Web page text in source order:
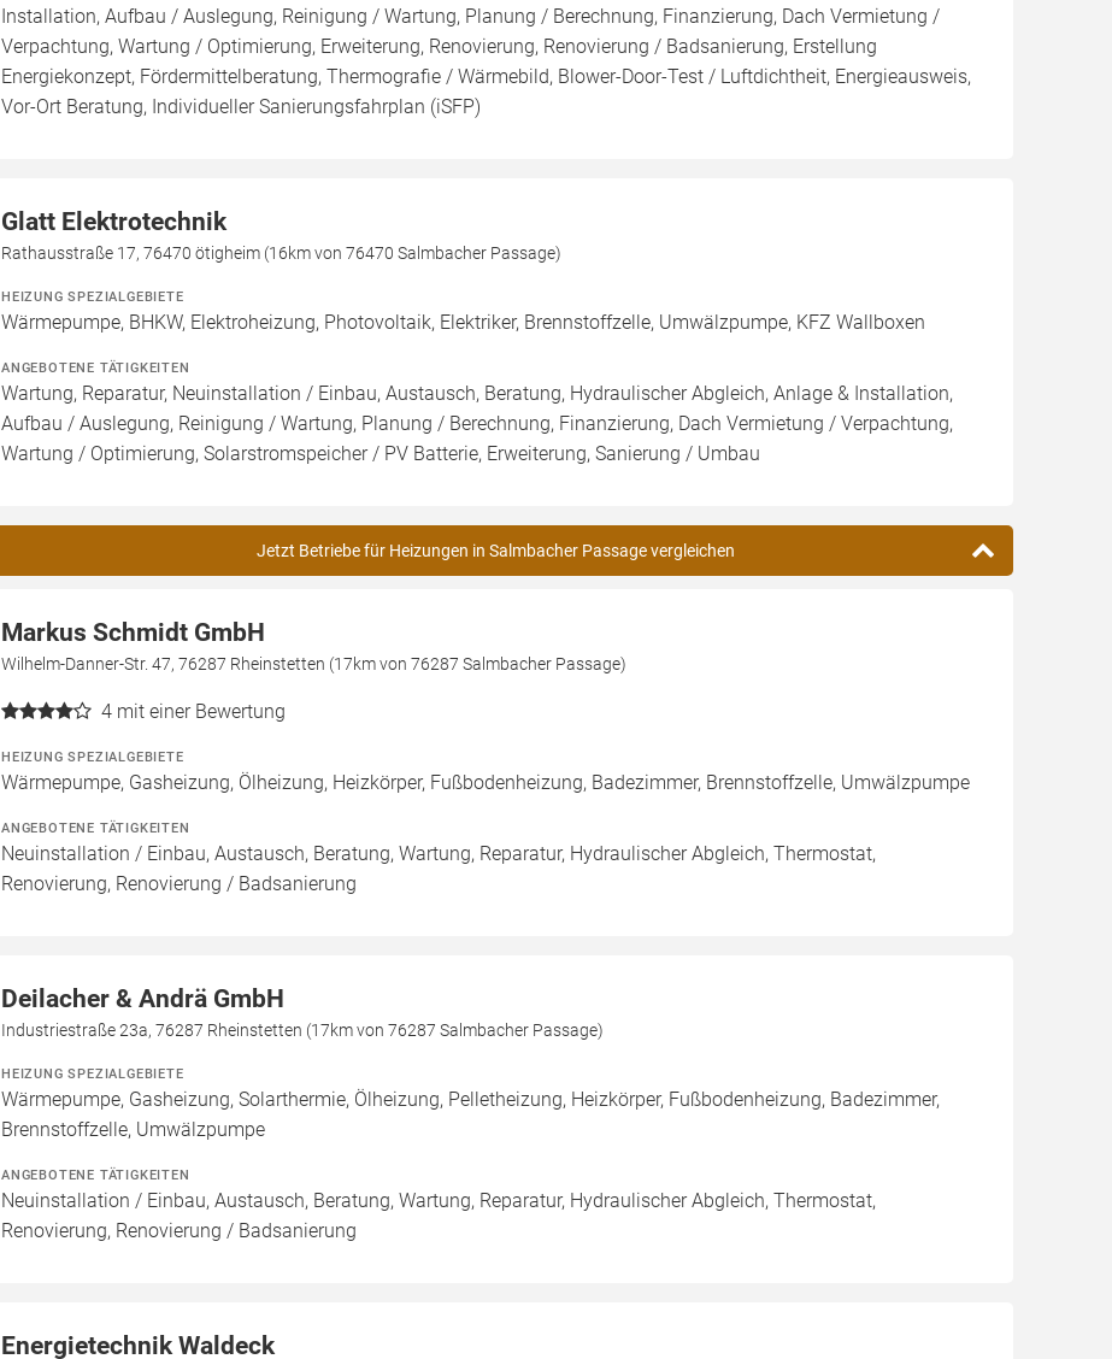
Installation, Aufbau / Auslegung, Reinigung / Wartung, Planung / Berechnung, Finanzierung, Dach Vermietung /
Verpachtung, Wartung / Optimierung, Erweiterung, Renovierung, Renovierung / Badsanierung, Erstellung
Energiekonzept, Fördermittelberatung, Thermografie / Wärmebild, Blower-Door-Test / Luftdichtheit, Energieausweis,
Vor-Ort Beratung, Individueller Sanierungsfahrplan (iSFP)
Glatt Elektrotechnik
Rathausstraße 17, 76470 ötigheim (16km von 76470 Salmbacher Passage)
HEIZUNG SPEZIALGEBIETE
Wärmepumpe, BHKW, Elektroheizung, Photovoltaik, Elektriker, Brennstoffzelle, Umwälzpumpe, KFZ Wallboxen
ANGEBOTENE TÄTIGKEITEN
Wartung, Reparatur, Neuinstallation / Einbau, Austausch, Beratung, Hydraulischer Abgleich, Anlage & Installation,
Aufbau / Auslegung, Reinigung / Wartung, Planung / Berechnung, Finanzierung, Dach Vermietung / Verpachtung,
Wartung / Optimierung, Solarstromspeicher / PV Batterie, Erweiterung, Sanierung / Umbau
Jetzt Betriebe für Heizungen in Salmbacher Passage vergleichen
Markus Schmidt GmbH
Wilhelm-Danner-Str. 47, 76287 Rheinstetten (17km von 76287 Salmbacher Passage)
4 mit einer Bewertung
HEIZUNG SPEZIALGEBIETE
Wärmepumpe, Gasheizung, Ölheizung, Heizkörper, Fußbodenheizung, Badezimmer, Brennstoffzelle, Umwälzpumpe
ANGEBOTENE TÄTIGKEITEN
Neuinstallation / Einbau, Austausch, Beratung, Wartung, Reparatur, Hydraulischer Abgleich, Thermostat,
Renovierung, Renovierung / Badsanierung
Deilacher & Andrä GmbH
Industriestraße 23a, 76287 Rheinstetten (17km von 76287 Salmbacher Passage)
HEIZUNG SPEZIALGEBIETE
Wärmepumpe, Gasheizung, Solarthermie, Ölheizung, Pelletheizung, Heizkörper, Fußbodenheizung, Badezimmer,
Brennstoffzelle, Umwälzpumpe
ANGEBOTENE TÄTIGKEITEN
Neuinstallation / Einbau, Austausch, Beratung, Wartung, Reparatur, Hydraulischer Abgleich, Thermostat,
Renovierung, Renovierung / Badsanierung
Energietechnik Waldeck